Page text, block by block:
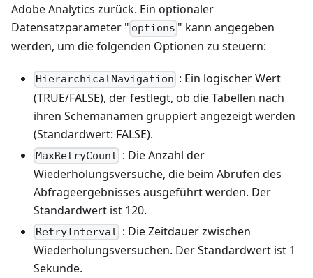
Adobe Analytics zurück. Ein optionaler
Datensatzparameter " options " kann angegeben
werden, um die folgenden Optionen zu steuern:
HierarchicalNavigation : Ein logischer Wert
(TRUE/FALSE), der festlegt, ob die Tabellen nach
ihren Schemanamen gruppiert angezeigt werden
(Standardwert: FALSE).
MaxRetryCount : Die Anzahl der
Wiederholungsversuche, die beim Abrufen des
Abfrageergebnisses ausgeführt werden. Der
Standardwert ist 120.
RetryInterval : Die Zeitdauer zwischen
Wiederholungsversuchen. Der Standardwert ist 1
Sekunde.